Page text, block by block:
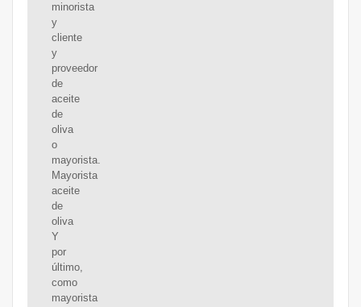
minorista
y
cliente
y
proveedor
de
aceite
de
oliva
o
mayorista.
Mayorista
aceite
de
oliva
Y
por
último,
como
mayorista